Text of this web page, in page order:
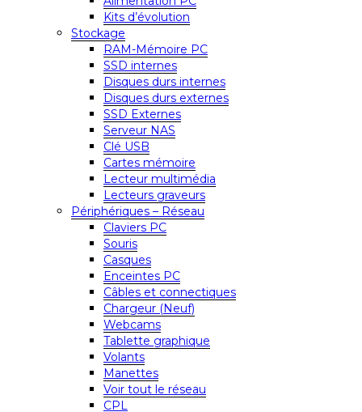
Kits d’évolution
Stockage
RAM-Mémoire PC
SSD internes
Disques durs internes
Disques durs externes
SSD Externes
Serveur NAS
Clé USB
Cartes mémoire
Lecteur multimédia
Lecteurs graveurs
Périphériques – Réseau
Claviers PC
Souris
Casques
Enceintes PC
Câbles et connectiques
Chargeur (Neuf)
Webcams
Tablette graphique
Volants
Manettes
Voir tout le réseau
CPL